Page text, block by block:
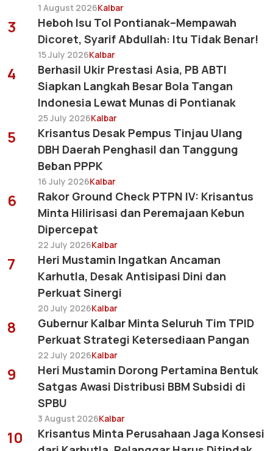
1 August 2026Kalbar
3
Heboh Isu Tol Pontianak–Mempawah
Dicoret, Syarif Abdullah: Itu Tidak Benar!
15 July 2026Kalbar
4
Berhasil Ukir Prestasi Asia, PB ABTI
Siapkan Langkah Besar Bola Tangan
Indonesia Lewat Munas di Pontianak
25 July 2026Kalbar
5
Krisantus Desak Pempus Tinjau Ulang
DBH Daerah Penghasil dan Tanggung
Beban PPPK
16 July 2026Kalbar
6
Rakor Ground Check PTPN IV: Krisantus
Minta Hilirisasi dan Peremajaan Kebun
Dipercepat
22 July 2026Kalbar
7
Heri Mustamin Ingatkan Ancaman
Karhutla, Desak Antisipasi Dini dan
Perkuat Sinergi
20 July 2026Kalbar
8
Gubernur Kalbar Minta Seluruh Tim TPID
Perkuat Strategi Ketersediaan Pangan
22 July 2026Kalbar
9
Heri Mustamin Dorong Pertamina Bentuk
Satgas Awasi Distribusi BBM Subsidi di
SPBU
3 August 2026Kalbar
10
Krisantus Minta Perusahaan Jaga Konsesi